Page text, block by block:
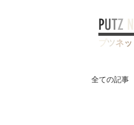
PUTZ
プツネ ッ
全ての記事
ヤン